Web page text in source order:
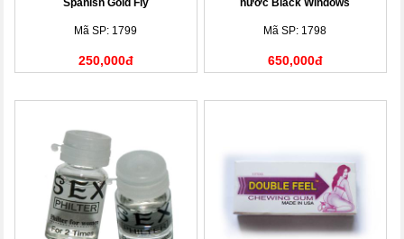
Spanish Gold Fly
Mã SP: 1799
250,000đ
nước Black Windows
Mã SP: 1798
650,000đ